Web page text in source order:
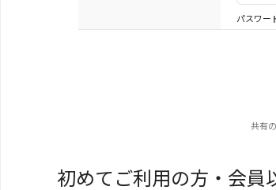
パスワー
共有
初めてご利用の方・会員